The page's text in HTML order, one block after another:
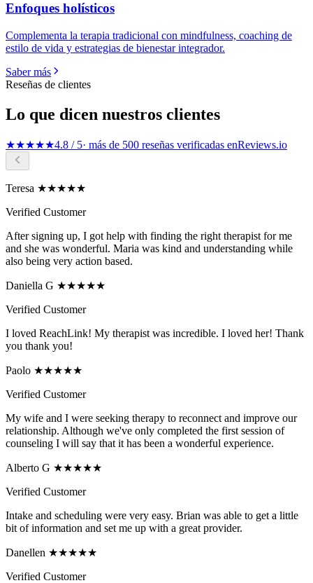
Enfoques holísticos
Complementa la terapia tradicional con mindfulness, coaching de
estilo de vida y estrategias de bienestar integrador.
Saber más
Reseñas de clientes
Lo que dicen nuestros clientes
★★★★★4.8 / 5· más de 500 reseñas verificadas enReviews.io
Teresa ★★★★★
Verified Customer
After signing up, I got help with finding the right therapist for me
and she was wonderful. Maria was kind and understanding while
also being very action based.
Daniella G ★★★★★
Verified Customer
I loved ReachLink! My therapist was incredible. I loved her! Thank
you thank you!
Paolo ★★★★★
Verified Customer
My wife and I were seeking therapy to reconnect and improve our
relationship. Although we've only completed the first session of
counseling I will say that it has been a wonderful experience.
Alberto G ★★★★★
Verified Customer
Intake and scheduling were very easy. Brian was able to get a little
bit of information and set me up with a great provider.
Danellen ★★★★★
Verified Customer